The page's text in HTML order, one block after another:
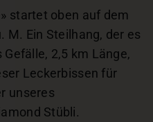
startet oben auf dem
M. Ein Steilhang, der es
2,5 km Länge,
Leckerbissen für
unseres
Stübli.